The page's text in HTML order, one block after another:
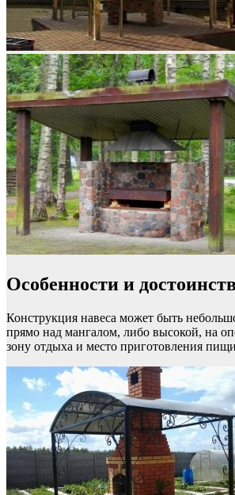
Особенности и
Конструкция навеса может быть
прямо над мангалом, либо высокой, на
зону отдыха и место приготовления